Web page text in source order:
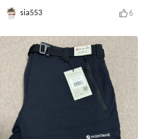
sia553 6